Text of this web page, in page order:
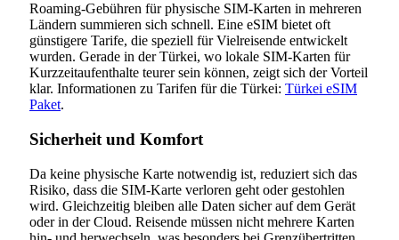
Roaming-Gebühren für physische SIM-Karten in mehreren
Ländern summieren sich schnell. Eine eSIM bietet oft
günstigere Tarife, die speziell für Vielreisende entwickelt
wurden. Gerade in der Türkei, wo lokale SIM-Karten für
Kurzzeitaufenthalte teurer sein können, zeigt sich der Vorteil
klar. Informationen zu Tarifen für die Türkei: Türkei eSIM
Paket.
Sicherheit und Komfort
Da keine physische Karte notwendig ist, reduziert sich das
Risiko, dass die SIM-Karte verloren geht oder gestohlen
wird. Gleichzeitig bleiben alle Daten sicher auf dem Gerät
oder in der Cloud. Reisende müssen nicht mehrere Karten